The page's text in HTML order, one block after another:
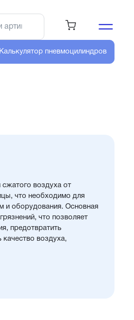
пневмоцилиндров
сжатого воздуха от
что необходимо для
и оборудования. Основная
что позволяет
предотвратить
воздуха,